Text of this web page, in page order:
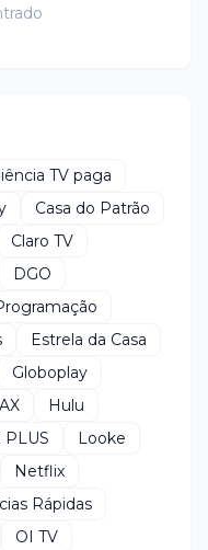
TV paga
Casa do Patrão
Claro TV
DGO
Estrela da Casa
Globoplay
Hulu
PLUS
Looke
Netflix
Rápidas
OI TV